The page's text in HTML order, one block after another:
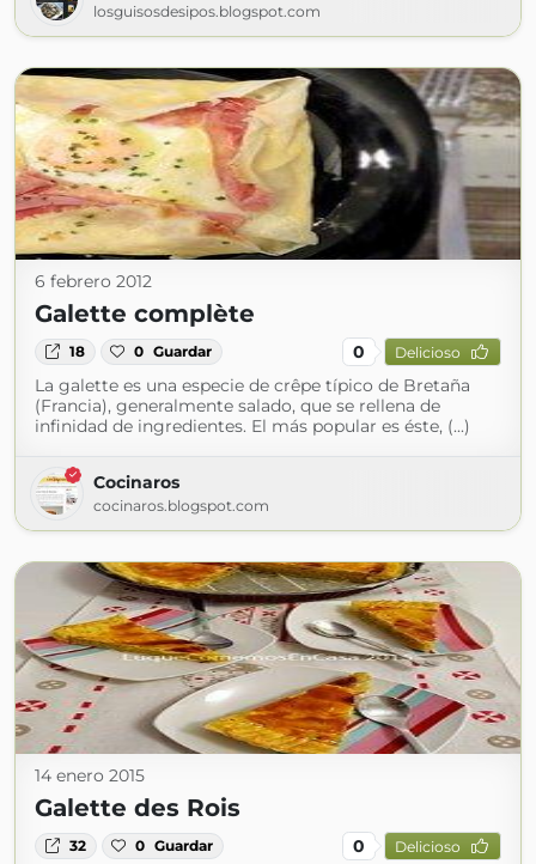
losguisosdesipos.blogspot.com
6 febrero 2012
Galette complète
18 0 Guardar 0 Delicioso
La galette es una especie de crêpe típico de Bretaña
(Francia), generalmente salado, que se rellena de
infinidad de ingredientes. El más popular es éste, (...)
Cocinaros
cocinaros.blogspot.com
14 enero 2015
Galette des Rois
32 0 Guardar 0 Delicioso